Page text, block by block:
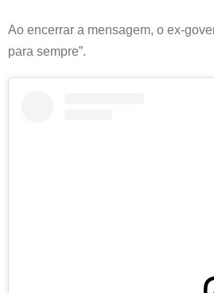
Ao encerrar a mensagem, o ex-
para sempre”.